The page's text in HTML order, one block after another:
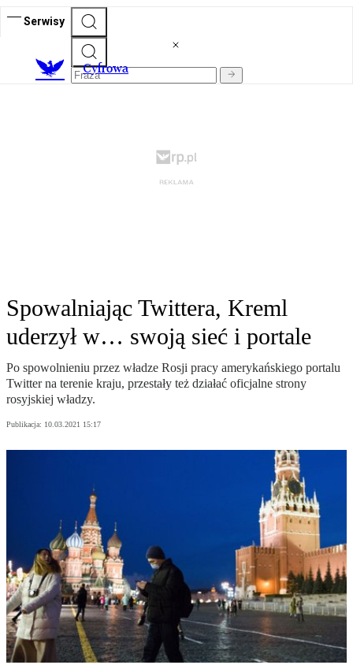
Serwisy
Cyfrowa
Spowalniając Twittera, Kreml
uderzył w… swoją sieć i portale
Po spowolnieniu przez władze Rosji pracy amerykańskiego portalu
Twitter na terenie kraju, przestały też działać oficjalne strony
rosyjskiej władzy.
Publikacja: 10.03.2021 15:17